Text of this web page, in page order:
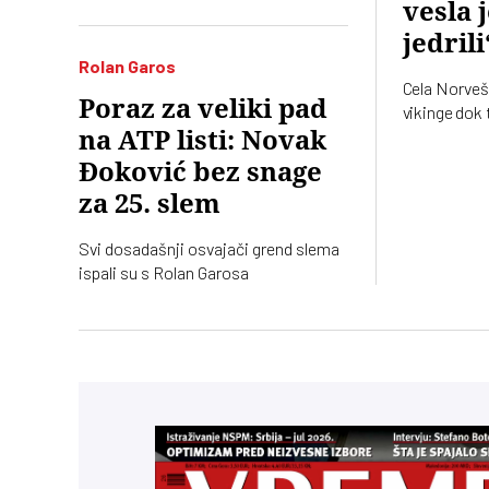
vesla
Cela
vikinge dok
Vimbldona 18. put. Sa 105 pobeda se
na vrhu večne liste ovog grend slema
Rolan Garos
Poraz za veliki pad
na ATP listi: Novak
Đoković bez snage
za 25. slem
Svi dosadašnji osvajači grend slema
ispali su s Rolan Garosa